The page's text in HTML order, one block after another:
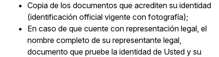
Copia de los documentos que acrediten su identidad
(identificación official vigente con fotografía);
En caso de que cuente con representación legal, el
nombre completo de su representante legal,
documento que pruebe la identidad de Usted y su